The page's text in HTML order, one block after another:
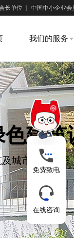
长单位 中国中小企业会
我们的服务
建筑
城市认证体系
免费致电
在线咨询